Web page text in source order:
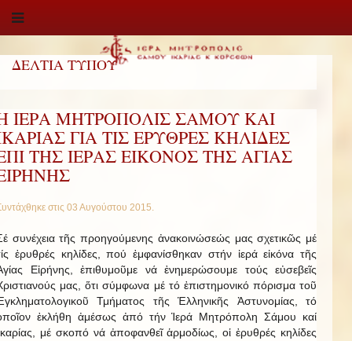
ΔΕΛΤΙΑ ΤΥΠΟΥ
ΙΕΡΑ ΜΗΤΡΟΠΟΛΙΣ ΣΑΜΟΥ ΚΑΙ
ΓΙΑ ΤΙΣ ΕΡΥΘΡΕΣ ΚΗΛΙΔΕΣ
ΤΗΣ ΙΕΡΑΣ ΕΙΚΟΝΟΣ ΤΗΣ ΑΓΙΑΣ
στις 03 Αυγούστου 2015.
συνέχεια τῆς προηγούμενης ἀνακοινώσεώς μας σχετικῶς μέ
ἐρυθρές κηλίδες, πού ἐμφανίσθηκαν στήν ἱερά εἰκόνα τῆς
Εἰρήνης, ἐπιθυμοῦμε νά ἐνημερώσουμε τούς εὐσεβεῖς
μας, ὅτι σύμφωνα μέ τό ἐπιστημονικό πόρισμα τοῦ
Τμήματος τῆς Ἑλληνικῆς Ἀστυνομίας, τό
ἐκλήθη ἀμέσως ἀπό τήν Ἱερά Μητρόπολη Σάμου καί
μέ σκοπό νά ἀποφανθεῖ ἁρμοδίως, οἱ ἐρυθρές κηλίδες